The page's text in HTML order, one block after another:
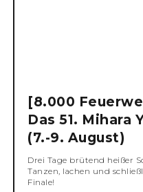
[8.000
Das 51. Mihara
(7.-9. August)
Drei Tage brütend heißer
Tanzen, lachen und
Finale!